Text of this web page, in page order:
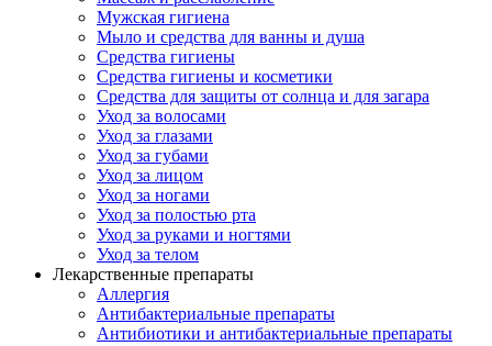
Мужская гигиена
Мыло и средства для ванны и душа
Средства гигиены
Средства гигиены и косметики
Средства для защиты от солнца и для загара
Уход за волосами
Уход за глазами
Уход за губами
Уход за лицом
Уход за ногами
Уход за полостью рта
Уход за руками и ногтями
Уход за телом
Лекарственные препараты
Аллергия
Антибактериальные препараты
Антибиотики и антибактериальные препараты